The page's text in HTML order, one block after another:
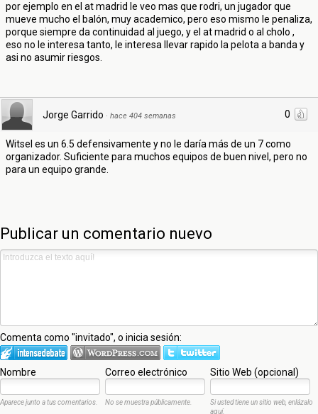
por ejemplo en el at madrid le veo mas que rodri, un jugador que
mueve mucho el balón, muy academico, pero eso mismo le penaliza,
porque siempre da continuidad al juego, y el at madrid o al cholo ,
eso no le interesa tanto, le interesa llevar rapido la pelota a banda y
asi no asumir riesgos.
0
Jorge Garrido · hace 404 semanas
Witsel es un 6.5 defensivamente y no le daría más de un 7 como
organizador. Suficiente para muchos equipos de buen nivel, pero no
para un equipo grande.
Publicar un comentario nuevo
Comenta como "invitado", o inicia sesión:
Nombre Correo electrónico Sitio Web (opcional)
Aparece junto a tus comentarios. No se muestra públicamente.
Si usted tiene un sitio web, enlázalo
aquí.